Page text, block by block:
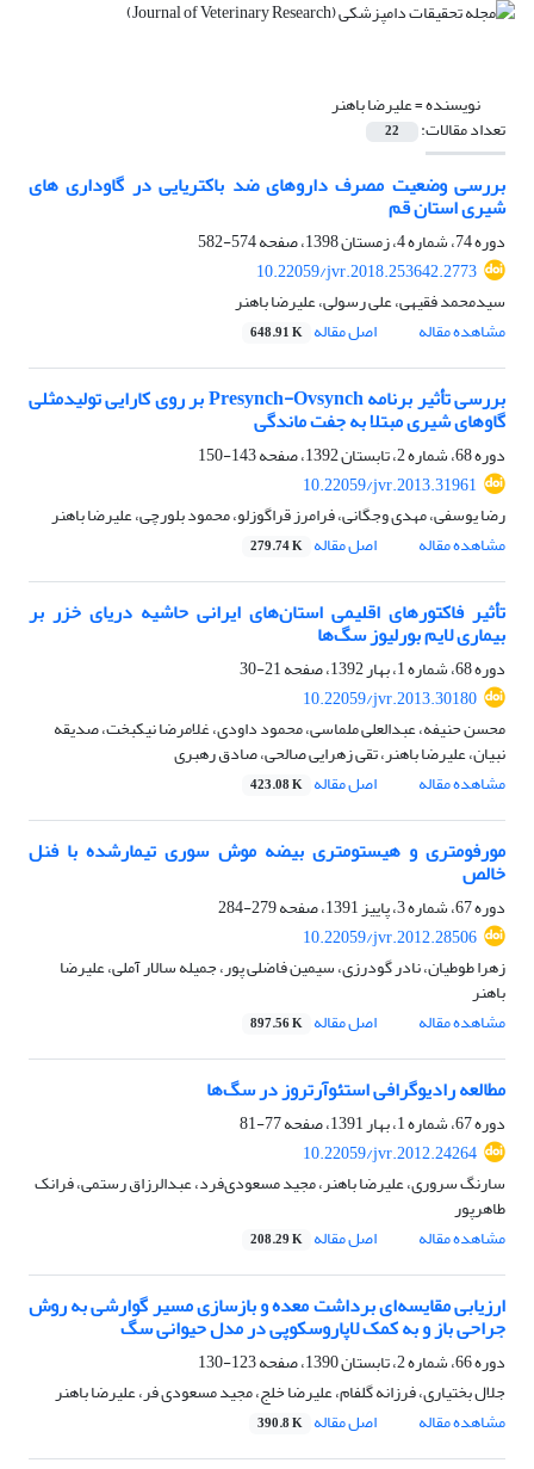
نویسنده =علیرضا باهنر
تعداد مقالات: 22
بررسی وضعیت مصرف داروهای ضد باکتریایی در گاوداری های
شیری استان قم
دوره 74، شماره 4، زمستان 1398، صفحه
574-582
10.22059/jvr.2018.253642.2773
سیدمحمد فقیهی، علی رسولی، علیرضا باهنر
مشاهده مقاله
اصل مقاله 648.91 K
بررسی تأثیر برنامه Presynch-Ovsynch بر روی کارایی تولیدمثلی
گاوهای شیری مبتلا به جفت ماندگی
دوره 68، شماره 2، تابستان 1392، صفحه
143-150
10.22059/jvr.2013.31961
رضا یوسفی، مهدی وجگانی، فرامرز قراگوزلو، محمود بلورچی، علیرضا باهنر
مشاهده مقاله
اصل مقاله 279.74 K
تأثیر فاکتورهای اقلیمی استان‌های ایرانی حاشیه دریای خزر بر
بیماری لایم بورلیوز سگ‌ها
دوره 68، شماره 1، بهار 1392، صفحه
21-30
10.22059/jvr.2013.30180
محسن حنیفه، عبدالعلی ملماسی، محمود داودی، غلامرضا نیکبخت، صدیقه
نبیان، علیرضا باهنر، تقی زهرایی صالحی، صادق رهبری
مشاهده مقاله
اصل مقاله 423.08 K
مورفومتری و هیستومتری بیضه موش سوری تیمارشده با فنل
خالص
دوره 67، شماره 3، پاییز 1391، صفحه
279-284
10.22059/jvr.2012.28506
زهرا طوطیان، نادر گودرزی، سیمین فاضلی پور، جمیله سالار آملی، علیرضا
باهنر
مشاهده مقاله
اصل مقاله 897.56 K
مطالعه رادیوگرافی استئوآرتروز در سگ‌ها
دوره 67، شماره 1، بهار 1391، صفحه
77-81
10.22059/jvr.2012.24264
سارنگ سروری، علیرضا باهنر، مجید مسعودی‌فرد، عبدالرزاق رستمی، فرانک
طاهرپور
مشاهده مقاله
اصل مقاله 208.29 K
ارزیابی مقایسه‌ای برداشت معده و بازسازی مسیر گوارشی به روش
جراحی باز و به کمک لاپاروسکوپی در مدل حیوانی سگ
دوره 66، شماره 2، تابستان 1390، صفحه
123-130
جلال بختیاری، فرزانه گلفام، علیرضا خلج، مجید مسعودی فر، علیرضا باهنر
مشاهده مقاله
اصل مقاله 390.8 K